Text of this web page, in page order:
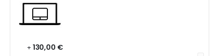
+ 130,00 €